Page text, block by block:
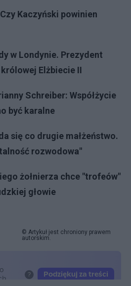
Kaczyński powinien
w Londynie. Prezydent
królowej Elżbiecie II
Schreiber: Współżycie
być karalne
się co drugie małżeństwo.
rozwodowa"
żołnierza chce "trofeów"
głowie
© Artykuł jest chroniony prawem
autorskim.